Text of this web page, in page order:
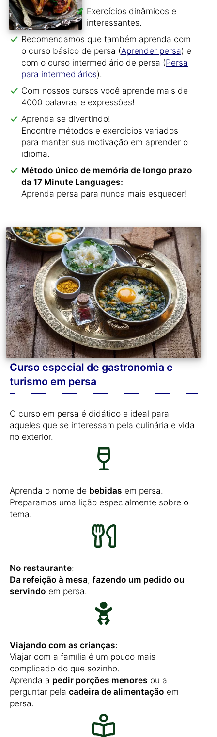
Exercícios dinâmicos e
interessantes.
Recomendamos que também aprenda com
o curso básico de persa (Aprender persa) e
com o curso intermediário de persa (Persa
para intermediários).
Com nossos cursos você aprende mais de
4000 palavras e expressões!
Aprenda se divertindo!
Encontre métodos e exercícios variados
para manter sua motivação em aprender o
idioma.
Método único de memória de longo prazo
da 17 Minute Languages:
Aprenda persa para nunca mais esquecer!
Curso especial de gastronomia e
turismo em persa
O curso em persa é didático e ideal para
aqueles que se interessam pela culinária e vida
no exterior.
Aprenda o nome de bebidas em persa.
Preparamos uma lição especialmente sobre o
tema.
No restaurante:
Da refeição à mesa, fazendo um pedido ou
servindo em persa.
Viajando com as crianças:
Viajar com a família é um pouco mais
complicado do que sozinho.
Aprenda a pedir porções menores ou a
perguntar pela cadeira de alimentação em
persa.